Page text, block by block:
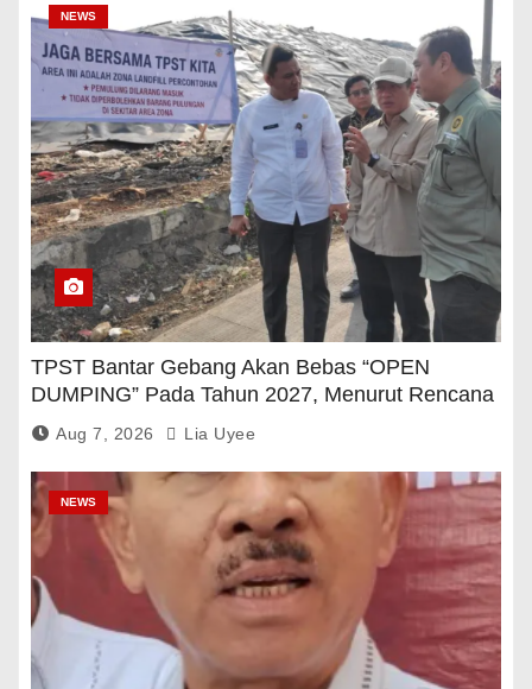
NEWS
TPST Bantar Gebang Akan Bebas “OPEN
DUMPING” Pada Tahun 2027, Menurut Rencana
Pemerintah
Aug 7, 2026 Lia Uyee
NEWS